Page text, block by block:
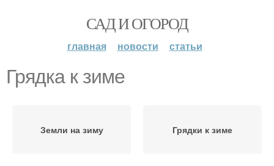
САД И ОГОРОД
главная новости статьи
Грядка к зиме
Земли на зиму Грядки к зиме